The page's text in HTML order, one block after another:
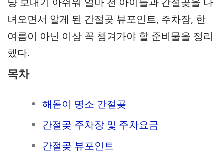
녀오면서 알게 된 간절곶 뷰포인트, 주차장, 한
여름이 아닌 이상 꼭 챙겨가야 할 준비물을 정리
했다.
목차
해돋이 명소 간절곶
간절곶 주차장 및 주차요금
간절곶 뷰포인트